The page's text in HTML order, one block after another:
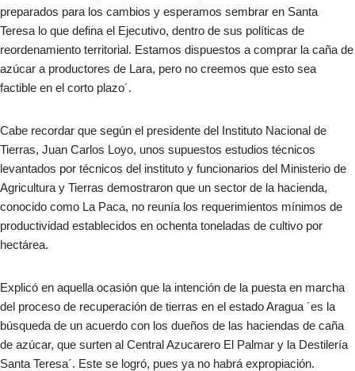
preparados para los cambios y esperamos sembrar en Santa
Teresa lo que defina el Ejecutivo, dentro de sus políticas de
reordenamiento territorial. Estamos dispuestos a comprar la caña de
azúcar a productores de Lara, pero no creemos que esto sea
factible en el corto plazo´.
Cabe recordar que según el presidente del Instituto Nacional de
Tierras, Juan Carlos Loyo, unos supuestos estudios técnicos
levantados por técnicos del instituto y funcionarios del Ministerio de
Agricultura y Tierras demostraron que un sector de la hacienda,
conocido como La Paca, no reunía los requerimientos mínimos de
productividad establecidos en ochenta toneladas de cultivo por
hectárea.
Explicó en aquella ocasión que la intención de la puesta en marcha
del proceso de recuperación de tierras en el estado Aragua ´es la
búsqueda de un acuerdo con los dueños de las haciendas de caña
de azúcar, que surten al Central Azucarero El Palmar y la Destilería
Santa Teresa´. Este se logró, pues ya no habrá expropiación.